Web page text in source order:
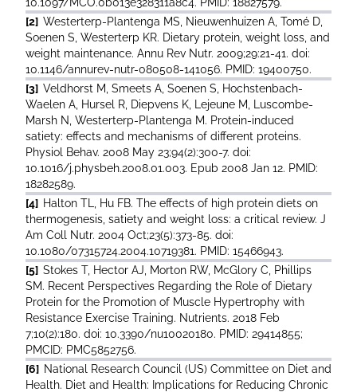
[2] Westerterp-Plantenga MS, Nieuwenhuizen A, Tomé D,
Soenen S, Westerterp KR. Dietary protein, weight loss, and
weight maintenance. Annu Rev Nutr. 2009;29:21-41. doi:
10.1146/annurev-nutr-080508-141056. PMID: 19400750.
[3] Veldhorst M, Smeets A, Soenen S, Hochstenbach-
Waelen A, Hursel R, Diepvens K, Lejeune M, Luscombe-
Marsh N, Westerterp-Plantenga M. Protein-induced
satiety: effects and mechanisms of different proteins.
Physiol Behav. 2008 May 23;94(2):300-7. doi:
10.1016/j.physbeh.2008.01.003. Epub 2008 Jan 12. PMID:
18282589.
[4] Halton TL, Hu FB. The effects of high protein diets on
thermogenesis, satiety and weight loss: a critical review. J
Am Coll Nutr. 2004 Oct;23(5):373-85. doi:
10.1080/07315724.2004.10719381. PMID: 15466943.
[5] Stokes T, Hector AJ, Morton RW, McGlory C, Phillips
SM. Recent Perspectives Regarding the Role of Dietary
Protein for the Promotion of Muscle Hypertrophy with
Resistance Exercise Training. Nutrients. 2018 Feb
7;10(2):180. doi: 10.3390/nu10020180. PMID: 29414855;
PMCID: PMC5852756.
[6] National Research Council (US) Committee on Diet and
Health. Diet and Health: Implications for Reducing Chronic